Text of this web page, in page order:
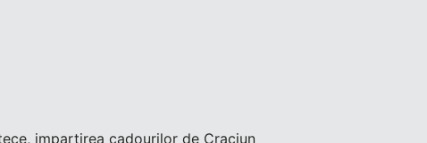
impartirea cadourilor de Craciun